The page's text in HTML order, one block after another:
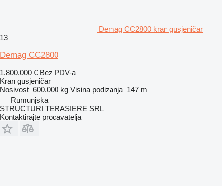
Demag CC2800 kran gusjeničar
13
Demag CC2800
1.800.000 € Bez PDV-a
Kran gusjeničar
Nosivost 600.000 kg Visina podizanja 147 m
Rumunjska
STRUCTURI TERASIERE SRL
Kontaktirajte prodavatelja